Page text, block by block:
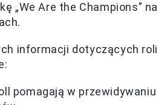
„We Are the Champions” na
informacji dotyczących roli
pomagają w przewidywaniu